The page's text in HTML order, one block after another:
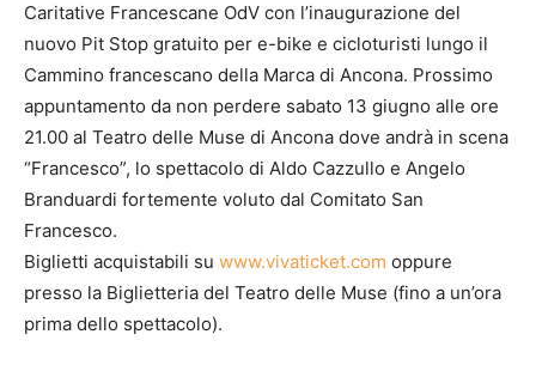
Caritative Francescane OdV con l’inaugurazione del
nuovo Pit Stop gratuito per e-bike e cicloturisti lungo il
Cammino francescano della Marca di Ancona. Prossimo
appuntamento da non perdere sabato 13 giugno alle ore
21.00 al Teatro delle Muse di Ancona dove andrà in scena
“Francesco”, lo spettacolo di Aldo Cazzullo e Angelo
Branduardi fortemente voluto dal Comitato San
Francesco.
Biglietti acquistabili su www.vivaticket.com oppure
presso la Biglietteria del Teatro delle Muse (fino a un’ora
prima dello spettacolo).